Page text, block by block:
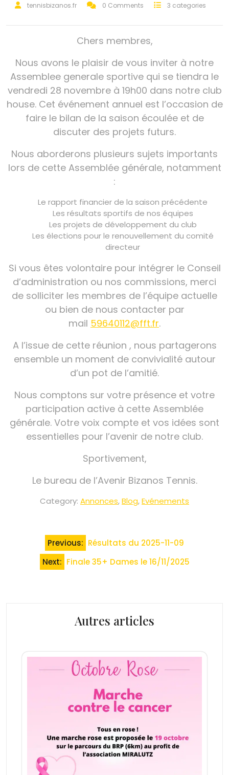
tennisbizanos.fr 0 Comments 3 categories
Chers membres,
Nous avons le plaisir de vous inviter à notre
Assemblee generale sportive qui se tiendra le
vendredi 28 novembre à 19h00 dans notre club
house. Cet événement annuel est l’occasion de
faire le bilan de la saison écoulée et de
discuter des projets futurs.
Nous aborderons plusieurs sujets importants
lors de cette Assemblée générale, notamment
:
Le rapport financier de la saison précédente
Les résultats sportifs de nos équipes
Les projets de développement du club
Les élections pour le renouvellement du comité
directeur
Si vous êtes volontaire pour intégrer le Conseil
d’administration ou nos commissions, merci
de solliciter les membres de l’équipe actuelle
ou bien de nous contacter par
mail 59640112@fft.fr.
A l’issue de cette réunion , nous partagerons
ensemble un moment de convivialité autour
d’un pot de l’amitié.
Nous comptons sur votre présence et votre
participation active à cette Assemblée
générale. Votre voix compte et vos idées sont
essentielles pour l’avenir de notre club.
Sportivement,
Le bureau de l’Avenir Bizanos Tennis.
Category: Annonces,Blog,Evénements
Navigation
l’article
Previous: Résultats du 2025-11-09
Next: Finale 35+ Dames le 16/11/2025
Autres articles